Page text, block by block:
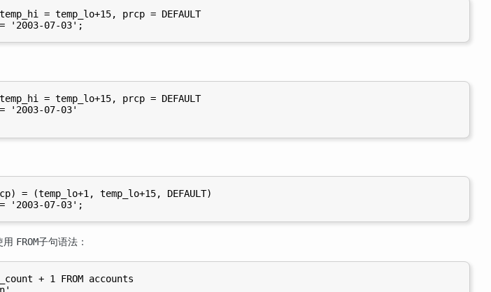
= temp_lo+15, prcp = DEFAULT
= temp_lo+15, prcp = DEFAULT
'2003-07-03'
= (temp_lo+1, temp_lo+15, DEFAULT)
用 FROM子句语法：
+ 1 FROM accounts